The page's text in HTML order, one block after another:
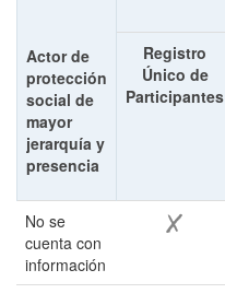
Actor de
protección
social de
mayor
jerarquía y
presencia
Registro
Único de
Participantes
No se
cuenta con
información